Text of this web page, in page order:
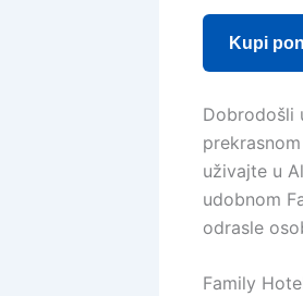
Kupi
Dobrodošli
uživajte u
udobnom
odrasle
Family